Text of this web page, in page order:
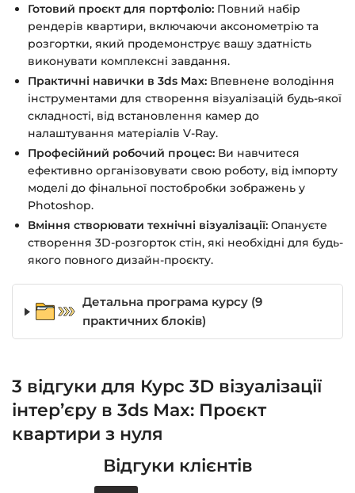
Готовий проєкт для портфоліо: Повний набір
рендерів квартири, включаючи аксонометрію та
розгортки, який продемонструє вашу здатність
виконувати комплексні завдання.
Практичні навички в 3ds Max: Впевнене володіння
інструментами для створення візуалізацій будь-якої
складності, від встановлення камер до
налаштування матеріалів V-Ray.
Професійний робочий процес: Ви навчитеся
ефективно організовувати свою роботу, від імпорту
моделі до фінальної постобробки зображень у
Photoshop.
Вміння створювати технічні візуалізації: Опануєте
створення 3D-розгорток стін, які необхідні для будь-
якого повного дизайн-проєкту.
Детальна програма курсу (9
практичних блоків)
3 відгуки для Курс 3D візуалізації
інтер’єру в 3ds Max: Проєкт
квартири з нуля
Відгуки клієнтів